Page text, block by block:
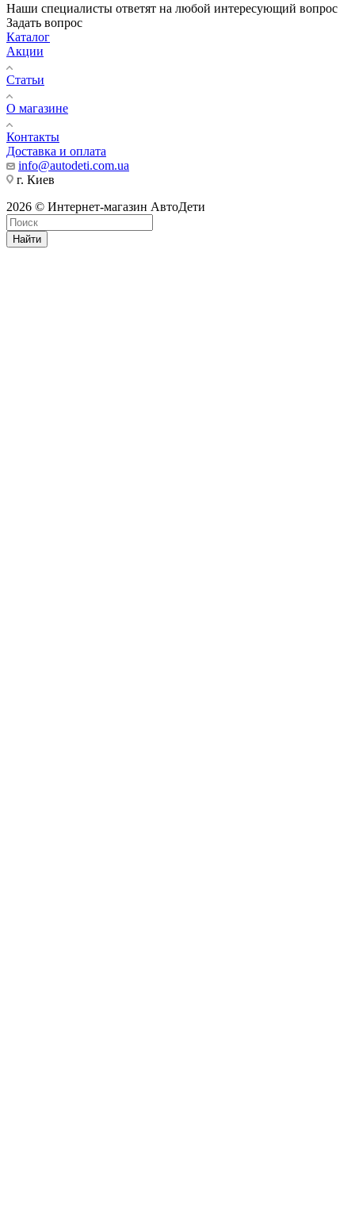
Наши специалисты ответят на любой интересующий вопрос
Задать вопрос
Каталог
Акции
Статьи
О магазине
Контакты
Доставка и оплата
info@autodeti.com.ua
г. Киев
2026 © Интернет-магазин АвтоДети
Найти